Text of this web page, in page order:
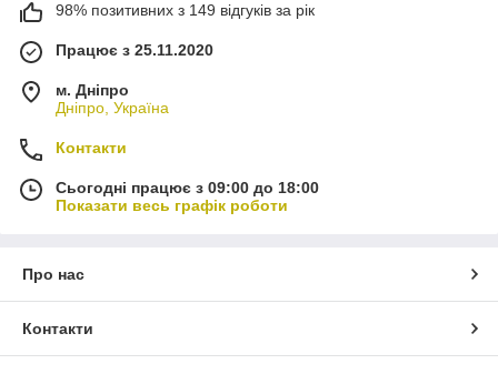
98% позитивних з 149 відгуків за рік
Працює з 25.11.2020
м. Дніпро
Дніпро, Україна
Контакти
Сьогодні працює з 09:00 до 18:00
Показати весь графік роботи
Про нас
Контакти